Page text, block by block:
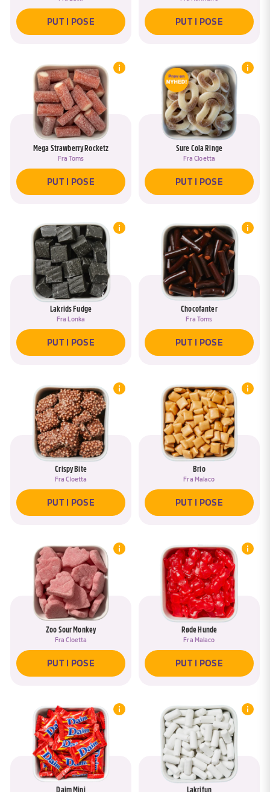
PUT I POSE PUT I POSE
Mega Strawberry Rocketz
Fra Toms
PUT I POSE
Sure Cola Ringe
FraCloetta
PUT I POSE
Lakrids Fudge
Fra Lonka
PUT I POSE
Chocofanter
Fra Toms
PUT I POSE
Crispy Bite
FraCloetta
PUT I POSE
Brio
Fra Malaco
PUT I POSE
Zoo Sour Monkey
FraCloetta
PUT I POSE
Røde Hunde
Fra Malaco
PUT I POSE
Daim Mini Lakrifun